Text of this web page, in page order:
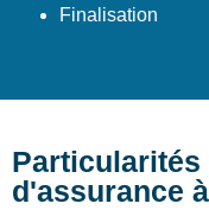
Finalisation
Particularités
d'assurance